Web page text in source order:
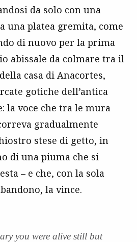
da solo con una
una platea gremita, come
di nuovo per la prima
abissale da colmare tra il
casa di Anacortes,
gotiche dell’antica
la voce che tra le mura
gradualmente
stese di getto, in
di una piuma che si
– e che, con la sola
la vince.
you were alive still but